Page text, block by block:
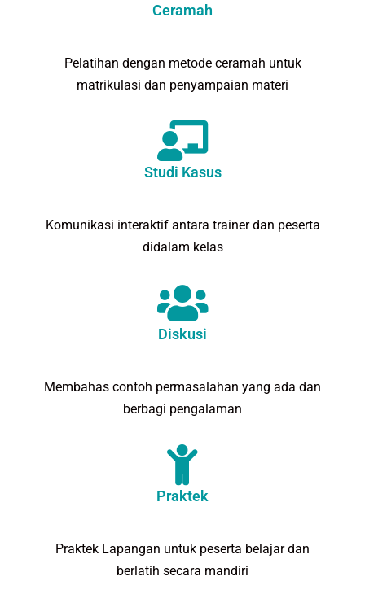
Ceramah
Pelatihan dengan metode ceramah untuk
matrikulasi dan penyampaian materi
Studi Kasus
Komunikasi interaktif antara trainer dan peserta
didalam kelas
Diskusi
Membahas contoh permasalahan yang ada dan
berbagi pengalaman
Praktek
Praktek Lapangan untuk peserta belajar dan
berlatih secara mandiri